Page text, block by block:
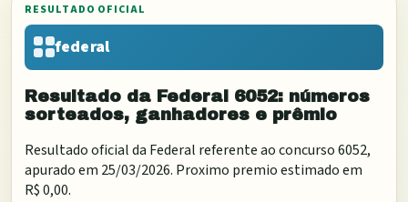
RESULTADO OFICIAL
federal
Resultado da Federal 6052: números
sorteados, ganhadores e prêmio
Resultado oficial da Federal referente ao concurso6052,
apurado em 25/03/2026. Proximo premio estimado em
R$ 0,00.